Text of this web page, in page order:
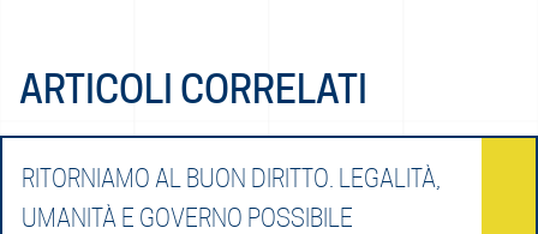
ARTICOLI CORRELATI
RITORNIAMO AL BUON DIRITTO. LEGALITÀ,
UMANITÀ E GOVERNO POSSIBILE